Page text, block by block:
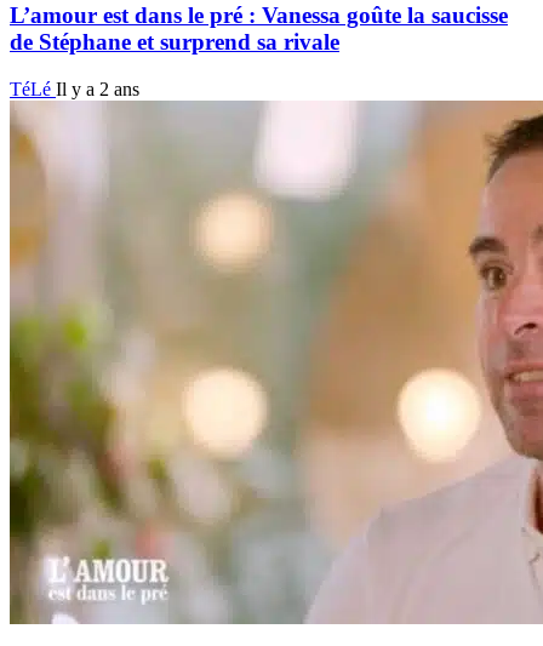
L’amour est dans le pré : Vanessa goûte la saucisse
de Stéphane et surprend sa rivale
TéLé Il y a 2 ans